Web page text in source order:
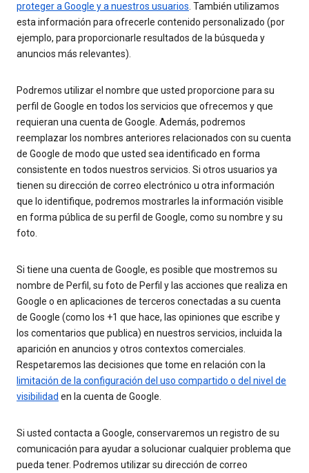
proteger a Google y a nuestros usuarios. También utilizamos
esta información para ofrecerle contenido personalizado (por
ejemplo, para proporcionarle resultados de la búsqueda y
anuncios más relevantes).
Podremos utilizar el nombre que usted proporcione para su
perfil de Google en todos los servicios que ofrecemos y que
requieran una cuenta de Google. Además, podremos
reemplazar los nombres anteriores relacionados con su cuenta
de Google de modo que usted sea identificado en forma
consistente en todos nuestros servicios. Si otros usuarios ya
tienen su dirección de correo electrónico u otra información
que lo identifique, podremos mostrarles la información visible
en forma pública de su perfil de Google, como su nombre y su
foto.
Si tiene una cuenta de Google, es posible que mostremos su
nombre de Perfil, su foto de Perfil y las acciones que realiza en
Google o en aplicaciones de terceros conectadas a su cuenta
de Google (como los +1 que hace, las opiniones que escribe y
los comentarios que publica) en nuestros servicios, incluida la
aparición en anuncios y otros contextos comerciales.
Respetaremos las decisiones que tome en relación con la
limitación de la configuración del uso compartido o del nivel de
visibilidad en la cuenta de Google.
Si usted contacta a Google, conservaremos un registro de su
comunicación para ayudar a solucionar cualquier problema que
pueda tener. Podremos utilizar su dirección de correo